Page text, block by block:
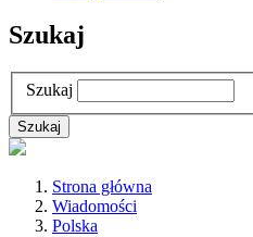
Szukaj
Szukaj
Strona główna
Wiadomości
Polska